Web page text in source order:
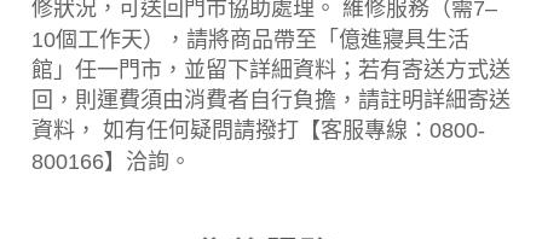
修狀況，可送回門市協助處理。 維修服務（需7–
10個工作天），請將商品帶至「億進寢具生活
館」任一門市，並留下詳細資料；若有寄送方式送
回，則運費須由消費者自行負擔，請註明詳細寄送
資料， 如有任何疑問請撥打【客服專線：0800-
800166】洽詢。